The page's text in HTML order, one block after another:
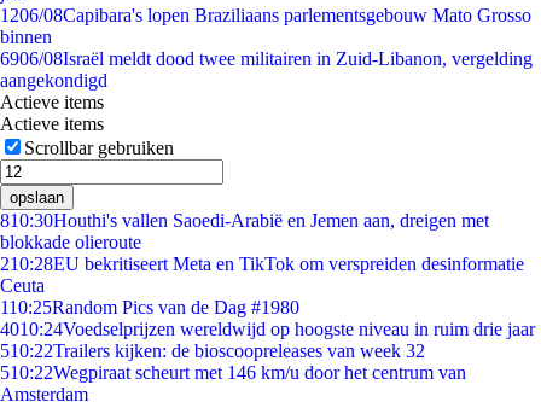
1206/08Capibara's lopen Braziliaans parlementsgebouw Mato Grosso
binnen
6906/08Israël meldt dood twee militairen in Zuid-Libanon, vergelding
aangekondigd
Actieve items
Actieve items
Scrollbar gebruiken
opslaan
810:30Houthi's vallen Saoedi-Arabië en Jemen aan, dreigen met
blokkade olieroute
210:28EU bekritiseert Meta en TikTok om verspreiden desinformatie
Ceuta
110:25Random Pics van de Dag #1980
4010:24Voedselprijzen wereldwijd op hoogste niveau in ruim drie jaar
510:22Trailers kijken: de bioscoopreleases van week 32
510:22Wegpiraat scheurt met 146 km/u door het centrum van
Amsterdam